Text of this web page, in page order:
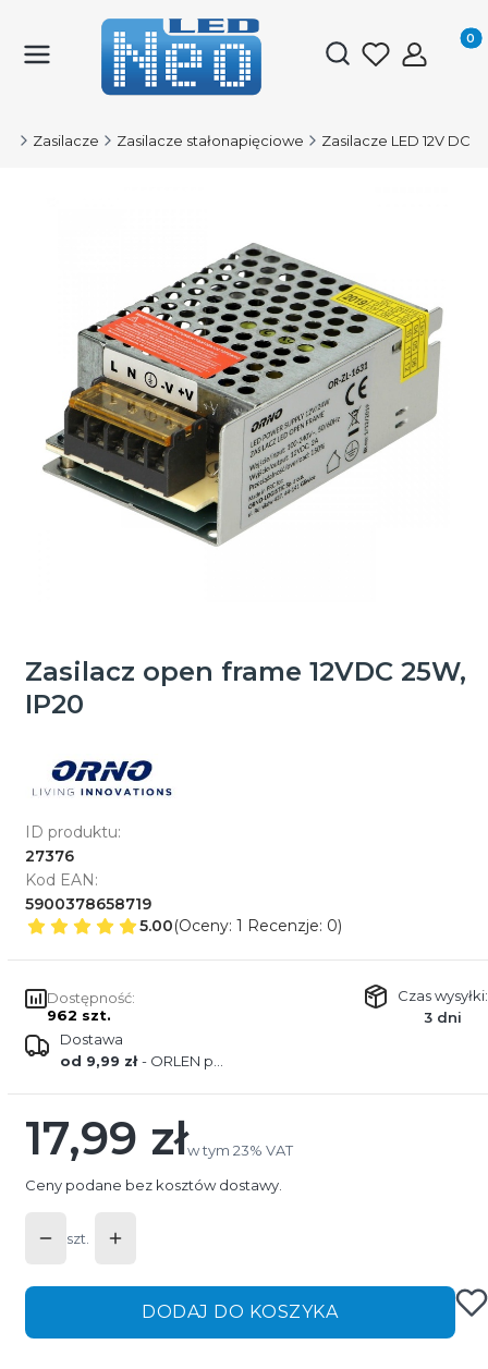
Otwórz
Zasilacze Zasilacze stałonapięciowe Zasilacze LED 12V DC
Zasilacz open frame 12VDC 25W,
IP20
ID produktu:
27376
Kod EAN:
5900378658719
5.00(Oceny: 1 Recenzje: 0)
Dostępność:
962 szt.
Czas wysyłki:
3 dni
Dostawa
od 9,99 zł- ORLEN paczka
Cena
17,99 złw tym 23% VAT
w tym 23% VAT
Ceny podane bez kosztów dostawy.
szt.
DODAJ DO KOSZYKA